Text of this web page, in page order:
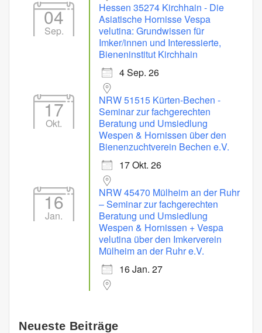
04
Sep.
Hessen 35274 Kirchhain - Die
Asiatische Hornisse Vespa
velutina: Grundwissen für
Imker/innen und Interessierte,
Bieneninstitut Kirchhain
4 Sep. 26
17
Okt.
NRW 51515 Kürten-Bechen -
Seminar zur fachgerechten
Beratung und Umsiedlung
Wespen & Hornissen über den
Bienenzuchtverein Bechen e.V.
17 Okt. 26
16
Jan.
NRW 45470 Mülheim an der Ruhr
– Seminar zur fachgerechten
Beratung und Umsiedlung
Wespen & Hornissen + Vespa
velutina über den Imkerverein
Mülheim an der Ruhr e.V.
16 Jan. 27
Neueste Beiträge